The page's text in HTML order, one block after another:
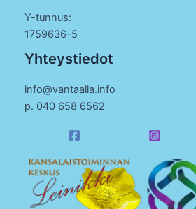
Y-tunnus:
1759636-5
Yhteystiedot
info@vantaalla.info
p. 040 658 6562